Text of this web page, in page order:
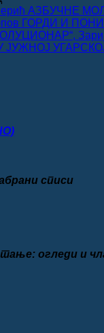
цена
је:
1,400.00 рсд.
АЗБУЧНЕ
ГОРДИ И
списи
огледи и